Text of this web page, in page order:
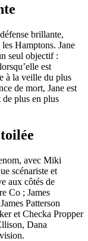
brillante,
Hamptons. Jane
seul objectif :
est
à la veille du plus
de mort, Jane est
de plus en plus
avec Miki
scénariste et
aux côtés de
Co ; James
Patterson
et Checka Propper
Dana